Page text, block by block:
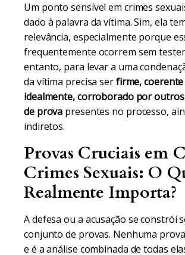
Um ponto sensível em crimes
dado à palavra da vítima. Sim, ela
relevância, especialmente porque
frequentemente ocorrem sem
entanto, para levar a uma
da vítima precisa serfirme, coerente
idealmente, corroborado por
de prova presentes no processo,
indiretos.
Provas Cruciais em
Crimes Sexuais: O
Realmente Importa?
A defesa ou a acusação se constrói
conjunto de provas. Nenhuma
e é a análise combinada de todas